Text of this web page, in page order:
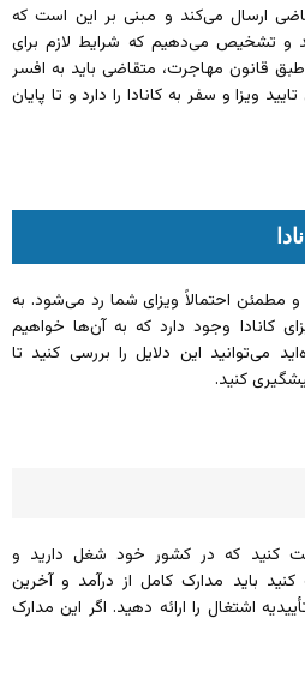
ارسال می‌کند و مبنی بر این است که
و تشخیص می‌دهیم که شرایط لازم برای
طبق قانون مهاجرت، متقاضی باید به افسر
ویزا و سفر به کانادا را دارد و تا پایان
و مطمئن احتمالاً ویزای شما رد می‌شود. به
ویزای کانادا وجود دارد که به آن‌ها خواهیم
می‌توانید این دلایل را بررسی کنید تا
کنید.
کنید که در کشور خود شغل دارید و
باید مدارک کامل از درآمد و آخرین
اشتغال را ارائه دهید. اگر این مدارک